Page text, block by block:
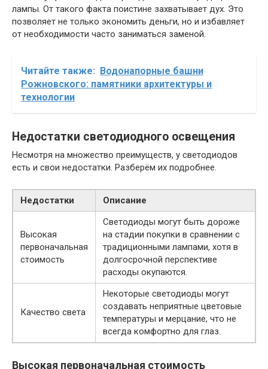
лампы. От такого факта поистине захватывает дух. Это
позволяет не только экономить деньги, но и избавляет
от необходимости часто заниматься заменой.
Читайте также: Водонапорные башни
Рожновского: памятники архитектуры и
технологии
Недостатки светодиодного освещения
Несмотря на множество преимуществ, у светодиодов
есть и свои недостатки. Разберём их подробнее.
Недостатки Описание
Высокая
первоначальная
стоимость
Светодиоды могут быть дороже
на стадии покупки в сравнении с
традиционными лампами, хотя в
долгосрочной перспективе
расходы окупаются.
Качество света
Некоторые светодиоды могут
создавать неприятные цветовые
температуры и мерцание, что не
всегда комфортно для глаз.
Высокая первоначальная стоимость